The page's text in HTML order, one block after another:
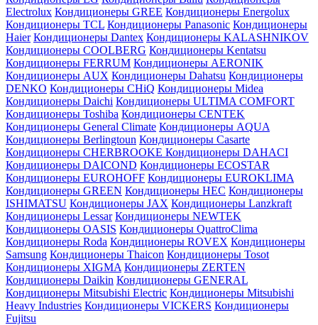
Electrolux Кондиционеры GREE Кондиционеры Energolux
Кондиционеры TCL Кондиционеры Panasonic Кондиционеры
Haier Кондиционеры Dantex Кондиционеры KALASHNIKOV
Кондиционеры СOOLBERG Кондиционеры Kentatsu
Кондиционеры FERRUM Кондиционеры AERONIK
Кондиционеры AUX Кондиционеры Dahatsu Кондиционеры
DENKO Кондиционеры CHiQ Кондиционеры Midea
Кондиционеры Daichi Кондиционеры ULTIMA COMFORT
Кондиционеры Toshiba Кондиционеры CENTEK
Кондиционеры General Climate Кондиционеры AQUA
Кондиционеры Berlingtoun Кондиционеры Casarte
Кондиционеры CHERBROOKE Кондиционеры DAHACI
Кондиционеры DAICOND Кондиционеры ECOSTAR
Кондиционеры EUROHOFF Кондиционеры EUROKLIMA
Кондиционеры GREEN Кондиционеры HEC Кондиционеры
ISHIMATSU Кондиционеры JAX Кондиционеры Lanzkraft
Кондиционеры Lessar Кондиционеры NEWTEK
Кондиционеры OASIS Кондиционеры QuattroClima
Кондиционеры Roda Кондиционеры ROVEX Кондиционеры
Samsung Кондиционеры Thaicon Кондиционеры Tosot
Кондиционеры XIGMA Кондиционеры ZERTEN
Кондиционеры Daikin Кондиционеры GENERAL
Кондиционеры Mitsubishi Electric Кондиционеры Mitsubishi
Heavy Industries Кондиционеры VICKERS Кондиционеры
Fujitsu